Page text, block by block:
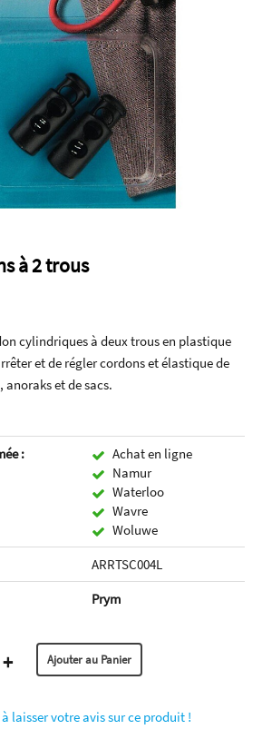
à 2 trous
cylindriques à deux trous en plastique
et de régler cordons et élastique de
et de sacs.
:
Achat en ligne
Namur
Waterloo
Wavre
Woluwe
ARRTSC004L
Prym
+
laisser votre avis sur ce produit !